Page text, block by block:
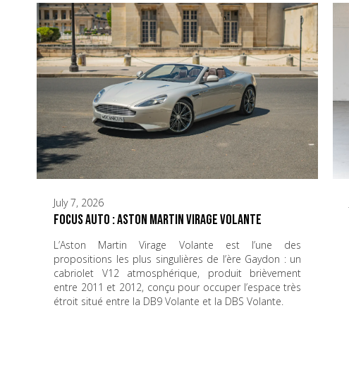
July 7, 2026
Focus Auto : Aston Martin Virage Volante
L’Aston Martin Virage Volante est l’une des
propositions les plus singulières de l’ère Gaydon : un
cabriolet V12 atmosphérique, produit brièvement
entre 2011 et 2012, conçu pour occuper l’espace très
étroit situé entre la DB9 Volante et la DBS Volante.